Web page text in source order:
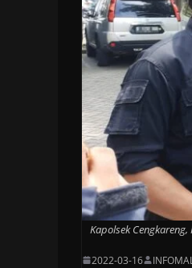
Kapolsek
2022-03-16